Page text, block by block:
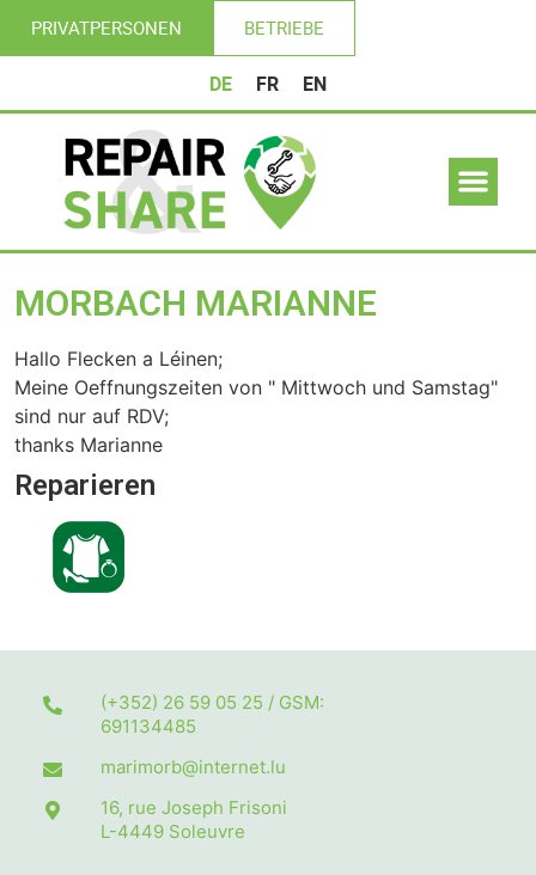
PRIVATPERSONEN BETRIEBE
DE FR EN
MORBACH MARIANNE
Hallo Flecken a Léinen;
Meine Oeffnungszeiten von " Mittwoch und Samstag"
sind nur auf RDV;
thanks Marianne
Reparieren
(+352) 26 59 05 25 / GSM:
691134485
marimorb@internet.lu
16, rue Joseph Frisoni
L-4449 Soleuvre